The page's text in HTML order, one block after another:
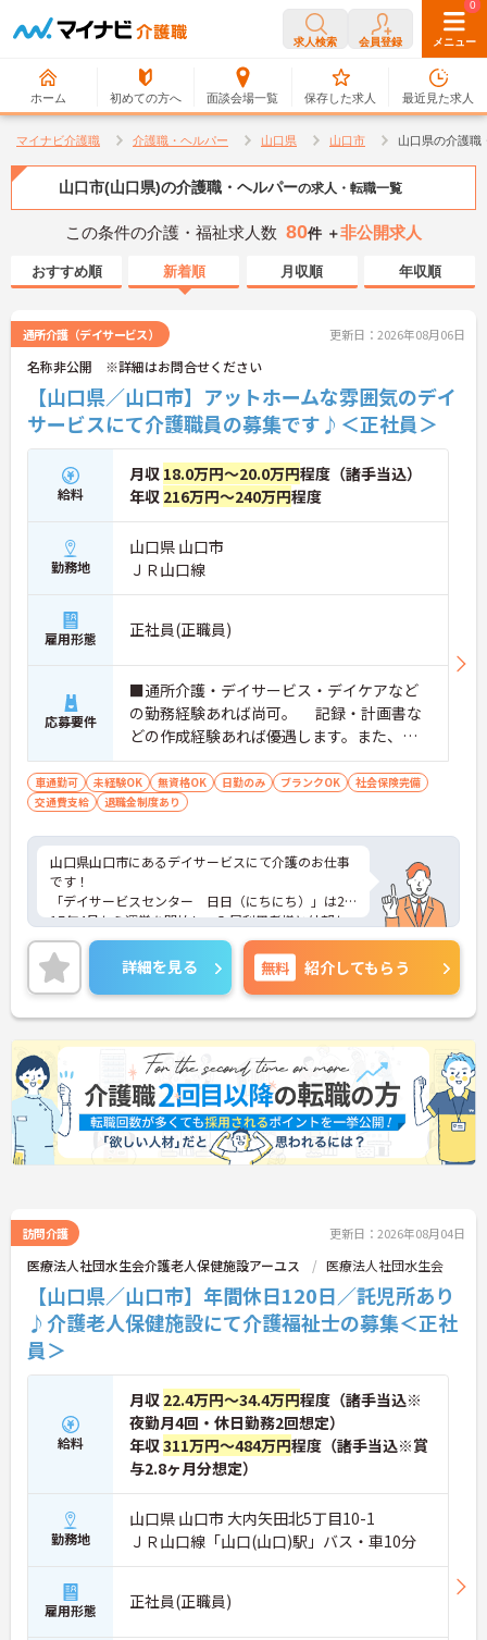
求人検索 会員登録 メニュー
ホーム 初めての方へ 面談会場一覧
0
保存した求人
0
最近見た求人
マイナビ介護職 介護職・ヘルパー 山口県 山口市 山口県の介護職
山口市(山口県)の介護職・ヘルパーの求人・転職一覧
この条件の介護・福祉求人数 80件 ＋非公開求人
おすすめ順 新着順 月収順 年収順
通所介護（デイサービス） 更新日：2026年08月06日
名称非公開 ※詳細はお問合せください
【山口県／山口市】アットホームな雰囲気のデイ
サービスにて介護職員の募集です♪＜正社員＞
給料
月収 18.0万円～20.0万円程度（諸手当込）
年収 216万円～240万円程度
勤務地
山口県 山口市
ＪＲ山口線
雇用形態 正社員(正職員)
応募要件
■通所介護・デイサービス・デイケアなど
の勤務経験あれば尚可。 記録・計画書な
どの作成経験あれば優遇します。また、管
理者経験 生活相談員経験があれば助かり
ます。 ■介護システムを使用してます。キ
ーボードを使用した入力が必要です。 ■介
士 あれば尚可 ■普通自動車運転免許（AT
限定可）必須
車通勤可 未経験OK 無資格OK 日勤のみ ブランクOK
社会保険完備
交通費支給
退職金制度あり
山口県山口市にあるデイサービスにて介護のお仕事
です！
「デイサービスセンター 日日（にちにち）」は20
17年4月から運営を開始し、入居利用者様と外部か
ら利用される利用者様をお迎えしておられます。
利用者様の状態に合わせた介護、見守りを行い、少
しでも利用者様が普通に暮らすことができる場所と
して寄り添っていけるよう、利用者様と笑顔で過ご
せる時間を大切に努められています。
ご興味ある方には、面接対策ポイントなど、さらに
詳細をお話しいたしますのでお気軽にご相談くださ
い。
詳細を見る 無料 紹介してもらう
訪問介護 更新日：2026年08月04日
医療法人社団水生会介護老人保健施設アーユス 医療法人社団水生会
【山口県／山口市】年間休日120日／託児所あり
♪介護老人保健施設にて介護福祉士の募集＜正社
員＞
給料
月収 22.4万円～34.4万円程度（諸手当込※
夜勤月4回・休日勤務2回想定）
年収311万円～484万円程度（諸手当込※賞
与2.8ヶ月分想定）
勤務地
山口県 山口市 大内矢田北5丁目10-1
ＪＲ山口線「山口(山口)駅」バス・車10分
雇用形態 正社員(正職員)